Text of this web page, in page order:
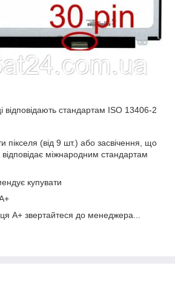
відповідають стандартам ISO 13406-2
(від 9 шт.) або засвічення, що
відповідає міжнародним стандартам
купувати
А+ звертайтеся до менеджера...